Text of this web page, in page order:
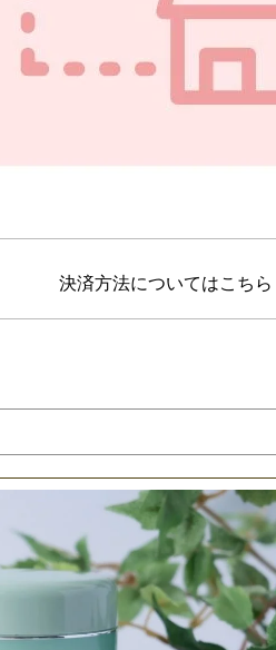
決済方法についてはこちら